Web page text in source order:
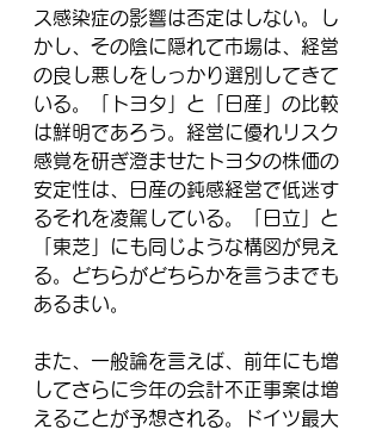
ス感染症の影響は否定はしない。し
かし、その陰に隠れて市場は、経営
の良し悪しをしっかり選別してきて
いる。「トヨタ」と「日産」の比較
は鮮明であろう。経営に優れリスク
感覚を研ぎ澄ませたトヨタの株価の
安定性は、日産の鈍感経営で低迷す
るそれを凌駕している。「日立」と
「東芝」にも同じような構図が見え
る。どちらがどちらかを言うまでも
あるまい。
また、一般論を言えば、前年にも増
してさらに今年の会計不正事案は増
えることが予想される。ドイツ最大